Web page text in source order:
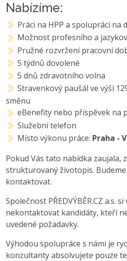
Nabízíme:
Práci na HPP a spolupráci na
Možnost profesního a
Pružné rozvržení pracovní
5 týdnů dovolené
5 dnů zdravotního volna
Stravenkový paušál ve výši
směnu
eBenefity nebo příspěvek na
Služební telefon
Místo výkonu práce: Praha -
Pokud Vás tato nabídka zaujala,
strukturovaný životopis.
kontaktovat.
Společnost PŘEDVÝBĚR.CZ a.s.
nekontaktovat kandidáty, kteří
uvedené požadavky.
Výhodou spolupráce s námi je
konzultanty absolvujete pouze